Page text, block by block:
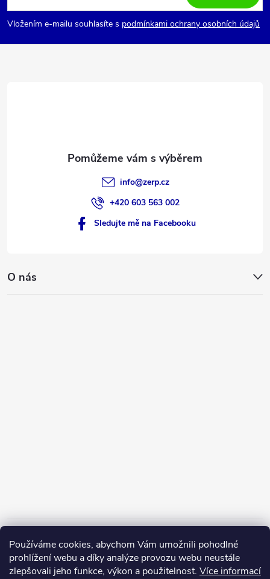
Používáme cookies, abychom Vám umožnili pohodlné
prohlížení webu a díky analýze provozu webu neustále
zlepšovali jeho funkce, výkon a použitelnost. Více informací
p
a
Vložením e-mailu souhlasíte s podmínkami ochrany osobních údajů
info@zerp.cz
+420 603 563 002
Sledujte mě na Facebooku
O nás